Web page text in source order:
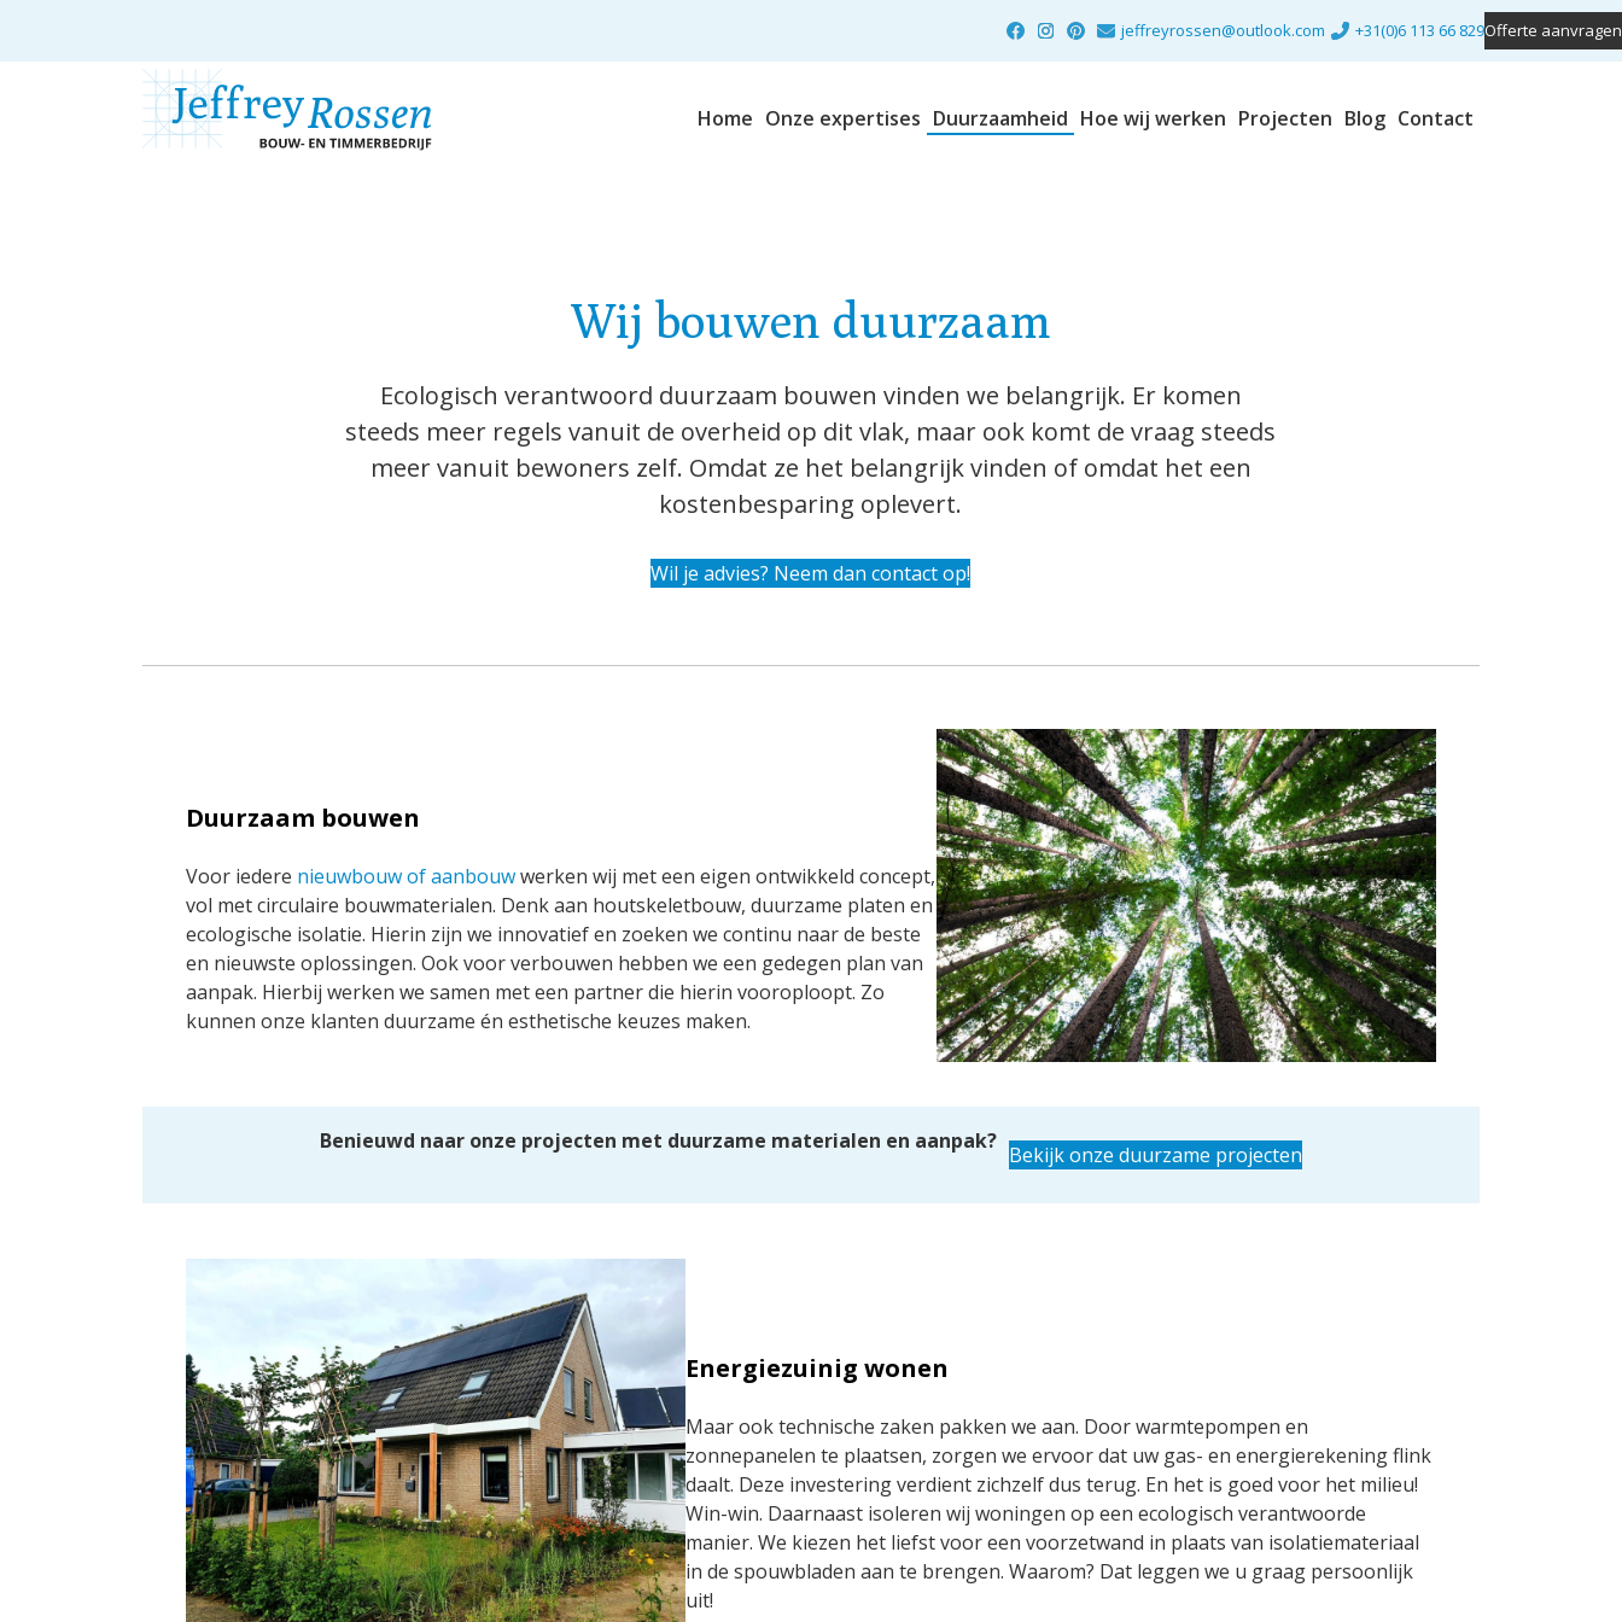
jeffreyrossen@outlook.com +31(0)6 113 66 829Offerte aanvragen
Home Onze expertises Duurzaamheid Hoe wij werken Projecten Blog Contact
Wij bouwen duurzaam
Ecologisch verantwoord duurzaam bouwen vinden we belangrijk. Er komen
steeds meer regels vanuit de overheid op dit vlak, maar ook komt de vraag steeds
meer vanuit bewoners zelf. Omdat ze het belangrijk vinden of omdat het een
kostenbesparing oplevert.
Wil je advies? Neem dan contact op!
Duurzaam bouwen
Voor iedere nieuwbouw of aanbouwwerken wij met een eigen ontwikkeld concept,
vol met circulaire bouwmaterialen. Denk aan houtskeletbouw, duurzame platen en
ecologische isolatie. Hierin zijn we innovatief en zoeken we continu naar de beste
en nieuwste oplossingen. Ook voor verbouwen hebben we een gedegen plan van
aanpak. Hierbij werken we samen met een partner die hierin vooroploopt. Zo
kunnen onze klanten duurzame én esthetische keuzes maken.
Benieuwd naar onze projecten met duurzame materialen en aanpak?
Bekijk onze duurzame projecten
Energiezuinig wonen
Maar ook technische zaken pakken we aan. Door warmtepompen en
zonnepanelen te plaatsen, zorgen we ervoor dat uw gas- en energierekening flink
daalt. Deze investering verdient zichzelf dus terug. En het is goed voor het milieu!
Win-win. Daarnaast isoleren wij woningen op een ecologisch verantwoorde
manier. We kiezen het liefst voor een voorzetwand in plaats van isolatiemateriaal
in de spouwbladen aan te brengen. Waarom? Dat leggen we u graag persoonlijk
uit!